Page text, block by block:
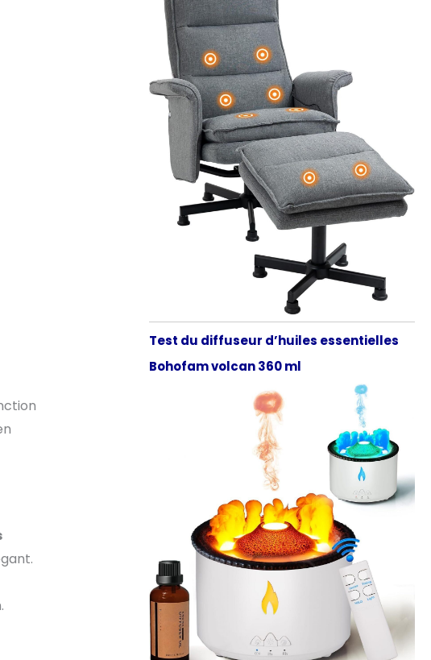
Test du diffuseur d’huiles essentielles
Bohofam volcan 360 ml